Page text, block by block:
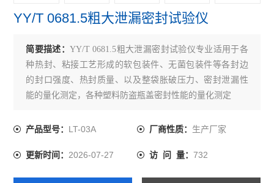
无损密封测试仪
查看全部 >>
YY/T 0681.5粗大泄漏密封试验仪
简要描述：YY/T 0681.5粗大泄漏密封试验仪专业适用于各
种热封、粘接工艺形成的软包装件、无菌包装件等各封边
的封口强度、热封质量、以及整袋胀破压力、密封泄漏性
能的量化测定，各种塑料防盗瓶盖密封性能的量化测定
产品型号： LT-03A 厂商性质： 生产厂家
更新时间：2026-07-27 访 问 量： 732